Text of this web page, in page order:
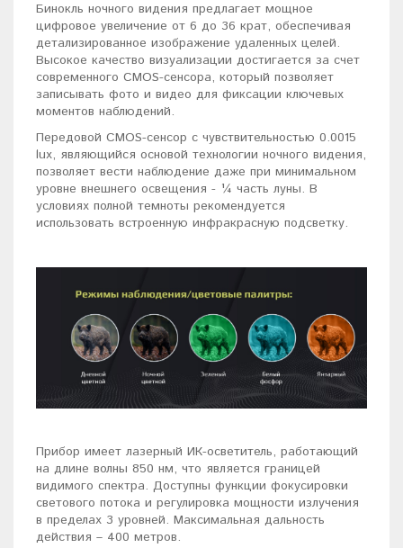
Бинокль ночного видения предлагает мощное
цифровое увеличение от 6 до 36 крат, обеспечивая
детализированное изображение удаленных целей.
Высокое качество визуализации достигается за счет
современного CMOS-сенсора, который позволяет
записывать фото и видео для фиксации ключевых
моментов наблюдений.
Передовой CMOS-сенсор с чувствительностью 0.0015
lux, являющийся основой технологии ночного видения,
позволяет вести наблюдение даже при минимальном
уровне внешнего освещения - ¼ часть луны. В
условиях полной темноты рекомендуется
использовать встроенную инфракрасную подсветку.
Прибор имеет лазерный ИК-осветитель, работающий
на длине волны 850 нм, что является границей
видимого спектра. Доступны функции фокусировки
светового потока и регулировка мощности излучения
в пределах 3 уровней. Максимальная дальность
действия – 400 метров.